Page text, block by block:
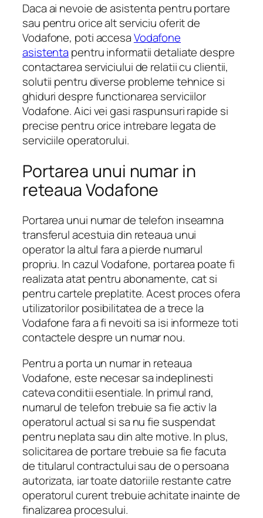
Daca ai nevoie de asistenta pentru portare
sau pentru orice alt serviciu oferit de
Vodafone, poti accesaVodafone
asistenta pentru informatii detaliate despre
contactarea serviciului de relatii cu clientii,
solutii pentru diverse probleme tehnice si
ghiduri despre functionarea serviciilor
Vodafone. Aici vei gasi raspunsuri rapide si
precise pentru orice intrebare legata de
serviciile operatorului.
Portarea unui numar in
reteaua Vodafone
Portarea unui numar de telefon inseamna
transferul acestuia din reteaua unui
operator la altul fara a pierde numarul
propriu. In cazul Vodafone, portarea poate fi
realizata atat pentru abonamente, cat si
pentru cartele preplatite. Acest proces ofera
utilizatorilor posibilitatea de a trece la
Vodafone fara a fi nevoiti sa isi informeze toti
contactele despre un numar nou.
Pentru a porta un numar in reteaua
Vodafone, este necesar sa indeplinesti
cateva conditii esentiale. In primul rand,
numarul de telefon trebuie sa fie activ la
operatorul actual si sa nu fie suspendat
pentru neplata sau din alte motive. In plus,
solicitarea de portare trebuie sa fie facuta
de titularul contractului sau de o persoana
autorizata, iar toate datoriile restante catre
operatorul curent trebuie achitate inainte de
finalizarea procesului.